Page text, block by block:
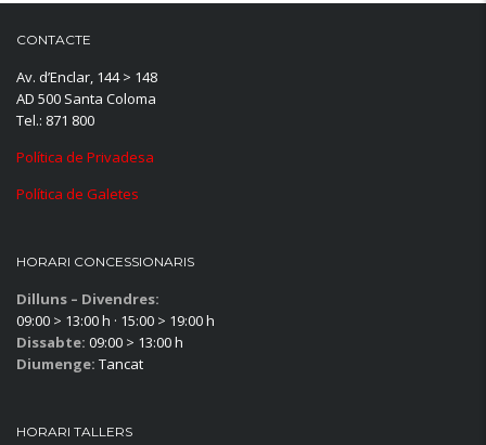
CONTACTE
Av. d’Enclar, 144 > 148
AD 500 Santa Coloma
Tel.: 871 800
Política de Privadesa
Política de Galetes
HORARI CONCESSIONARIS
Dilluns – Divendres:
09:00 > 13:00 h · 15:00 > 19:00 h
Dissabte: 09:00 > 13:00 h
Diumenge: Tancat
HORARI TALLERS